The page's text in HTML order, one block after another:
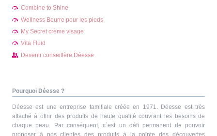
Combine to Shine
Wellness Beurre pour les pieds
My Secret crème visage
Vita Fluid
Devenir conseillère Déesse
Pourquoi Déesse ?
Déesse est une entreprise familiale créée en 1971. Déesse est très
attaché à offrir des produits de haute qualité couvrant les besoins de
chaque peau. Par conséquent, c´est un défi permanent de pouvoir